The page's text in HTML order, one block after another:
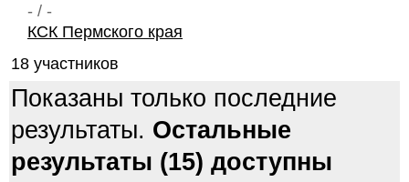
- / -
КСК Пермского края
18 участников
Показаны только последние
результаты. Остальные
результаты (15) доступны